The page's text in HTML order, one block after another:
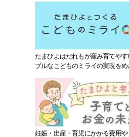
たまひよはだれもが産み育てや
ブルなこどものミライの実現を
妊娠・出産・育児にかかる費用